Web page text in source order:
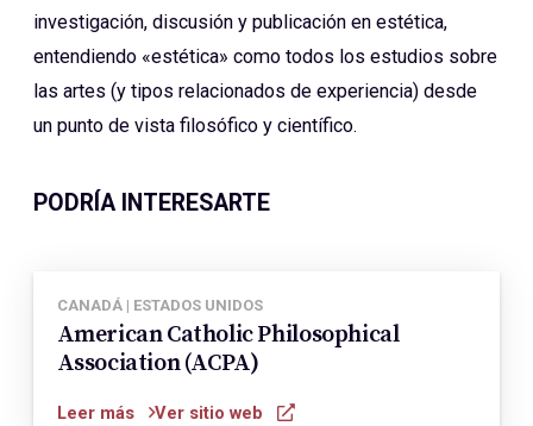
investigación, discusión y publicación en estética,
entendiendo «estética» como todos los estudios sobre
las artes (y tipos relacionados de experiencia) desde
un punto de vista filosófico y científico.
PODRÍA INTERESARTE
CANADÁ | ESTADOS UNIDOS
American Catholic Philosophical
Association (ACPA)
Leer más Ver sitio web